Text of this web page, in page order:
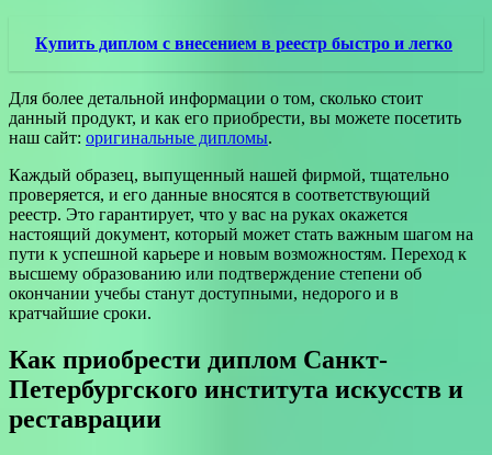
Купить диплом с внесением в реестр быстро и легко
Для более детальной информации о том, сколько стоит
данный продукт, и как его приобрести, вы можете посетить
наш сайт: оригинальные дипломы.
Каждый образец, выпущенный нашей фирмой, тщательно
проверяется, и его данные вносятся в соответствующий
реестр. Это гарантирует, что у вас на руках окажется
настоящий документ, который может стать важным шагом на
пути к успешной карьере и новым возможностям. Переход к
высшему образованию или подтверждение степени об
окончании учебы станут доступными, недорого и в
кратчайшие сроки.
Как приобрести диплом Санкт-
Петербургского института искусств и
реставрации